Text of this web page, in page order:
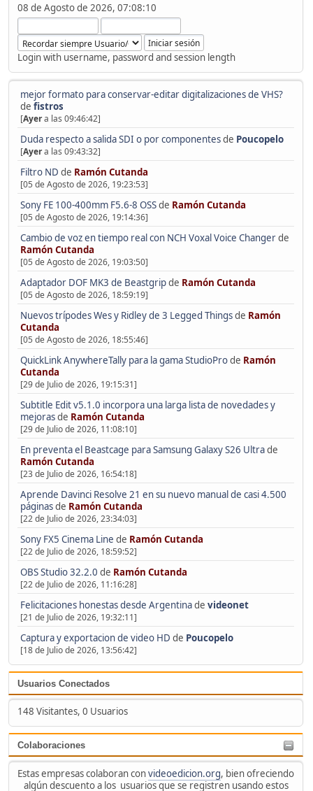
08 de Agosto de 2026, 07:08:10
Login with username, password and session length
mejor formato para conservar-editar digitalizaciones de VHS?
de fistros
[Ayera las 09:46:42]
Duda respecto a salida SDI o por componentesde Poucopelo
[Ayera las 09:43:32]
Filtro ND de Ramón Cutanda
[05 de Agosto de 2026, 19:23:53]
Sony FE 100-400mm F5.6-8 OSSde Ramón Cutanda
[05 de Agosto de 2026, 19:14:36]
Cambio de voz en tiempo real con NCH Voxal Voice Changerde
Ramón Cutanda
[05 de Agosto de 2026, 19:03:50]
Adaptador DOF MK3 de Beastgripde Ramón Cutanda
[05 de Agosto de 2026, 18:59:19]
Nuevos trípodes Wes y Ridley de 3 Legged Thingsde Ramón
Cutanda
[05 de Agosto de 2026, 18:55:46]
QuickLink AnywhereTally para la gama StudioProde Ramón
Cutanda
[29 de Julio de 2026, 19:15:31]
Subtitle Edit v5.1.0 incorpora una larga lista de novedades y
mejorasde Ramón Cutanda
[29 de Julio de 2026, 11:08:10]
En preventa el Beastcage para Samsung Galaxy S26 Ultrade
Ramón Cutanda
[23 de Julio de 2026, 16:54:18]
Aprende Davinci Resolve 21 en su nuevo manual de casi 4.500
páginasde Ramón Cutanda
[22 de Julio de 2026, 23:34:03]
Sony FX5 Cinema Line de Ramón Cutanda
[22 de Julio de 2026, 18:59:52]
OBS Studio 32.2.0 de Ramón Cutanda
[22 de Julio de 2026, 11:16:28]
Felicitaciones honestas desde Argentinade videonet
[21 de Julio de 2026, 19:32:11]
Captura y exportacion de video HD de Poucopelo
[18 de Julio de 2026, 13:56:42]
Usuarios Conectados
148 Visitantes, 0 Usuarios
Colaboraciones
Estas empresas colaboran convideoedicion.org, bien ofreciendo
algún descuento a los usuarios que se registren usando estos